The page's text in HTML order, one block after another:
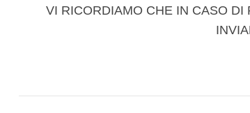
VI RICORDIAMO CHE IN CASO DI